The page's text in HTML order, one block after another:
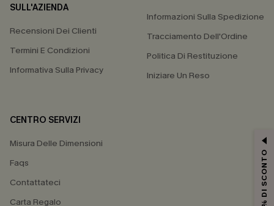
SULL'AZIENDA
Recensioni Dei Clienti
Termini E Condizioni
Informativa Sulla Privacy
Informazioni Sulla Spedizione
Tracciamento Dell'Ordine
Politica Di Restituzione
Iniziare Un Reso
CENTRO SERVIZI
Misura Delle Dimensioni
Faqs
Contattateci
Carta Regalo
15% DI SCONTO